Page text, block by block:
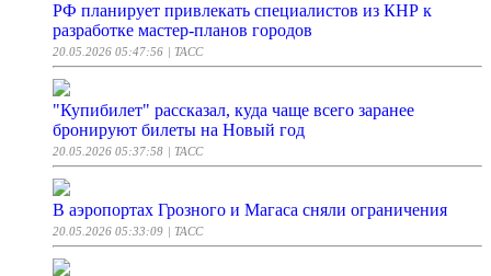
РФ планирует привлекать специалистов из КНР к
разработке мастер-планов городов
20.05.2026 05:47:56 | ТАСС
"Купибилет" рассказал, куда чаще всего заранее
бронируют билеты на Новый год
20.05.2026 05:37:58 | ТАСС
В аэропортах Грозного и Магаса сняли ограничения
20.05.2026 05:33:09 | ТАСС